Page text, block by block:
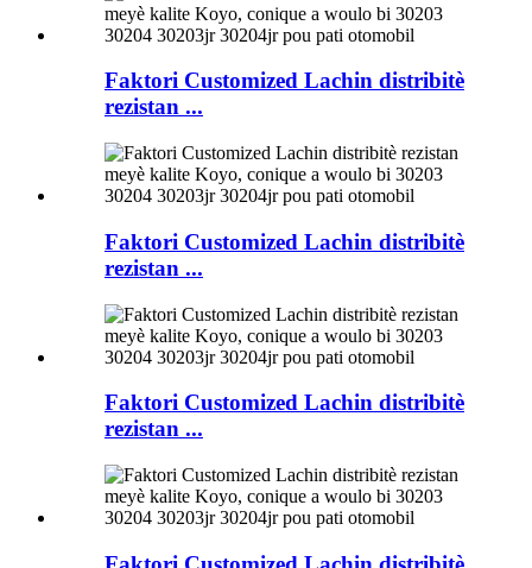
Faktori Customized Lachin distribitè
rezistan ...
Faktori Customized Lachin distribitè
rezistan ...
Faktori Customized Lachin distribitè
rezistan ...